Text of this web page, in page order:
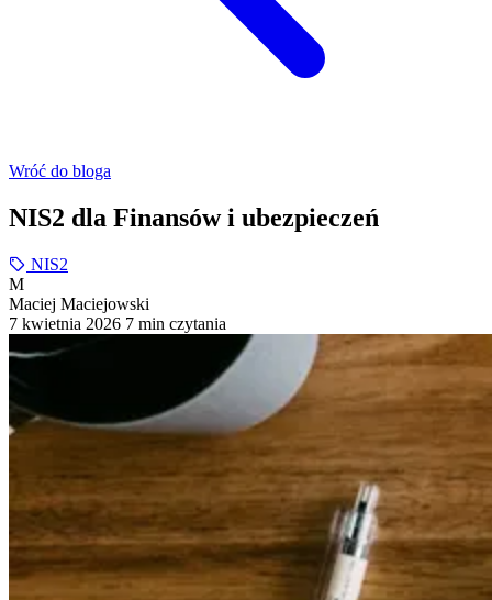
Wróć do bloga
NIS2 dla Finansów i ubezpieczeń
NIS2
M
Maciej Maciejowski
7 kwietnia 2026 7 min czytania